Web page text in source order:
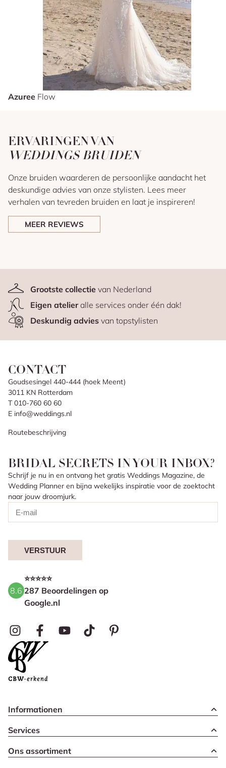
Azuree Flow
ERVARINGEN VAN
WEDDINGS BRUIDEN
Onze bruiden waarderen de persoonlijke aandacht het
deskundige advies van onze stylisten. Lees meer
verhalen van tevreden bruiden en laat je inspireren!
MEER REVIEWS
Grootste collectievan Nederland
Eigen atelieralle services onder één dak!
Deskundig adviesvan topstylisten
CONTACT
Goudsesingel 440-444 (hoek Meent)
3011 KN Rotterdam
T 010-760 60 60
E info@weddings.nl
Routebeschrijving
BRIDAL SECRETS IN YOUR INBOX?
Schrijf je nu in en ontvang het gratis Weddings Magazine, de
Wedding Planner en bijna wekelijks inspiratie voor de zoektocht
naar jouw droomjurk.
VERSTUUR
8.6
⭐⭐⭐⭐⭐
287 Beoordelingen op
Google.nl
Informationen
Services
Ons assortiment